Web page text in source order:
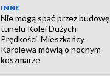
INNE
Nie mogą spać przez budowę
tunelu Kolei Dużych
Prędkości. Mieszkańcy
Karolewa mówią o nocnym
koszmarze